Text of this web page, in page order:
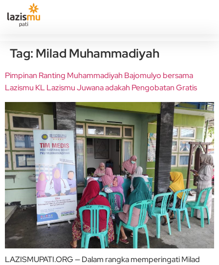
Tag: Milad Muhammadiyah
Pimpinan Ranting Muhammadiyah Bajomulyo bersama
Lazismu KL Lazismu Juwana adakah Pengobatan Gratis
LAZISMUPATI.ORG — Dalam rangka memperingati Milad